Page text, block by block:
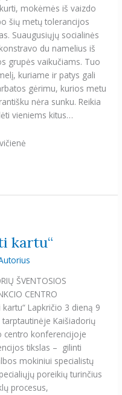
mokėmės iš vaizdo
šių metų tolerancijos
Suaugusiųjų socialinės
du namelius iš
grupės vaikučiams. Tuo
kuriame ir patys gali
gėrimu, kurios metu
nėra sunku. Reikia
vieniems kitus…
kartu“
ŠVENTOSIOS
CENTRO
kartu“ Lapkričio 3 dieną 9
Kaišiadorių
centro konferencijoje
tikslas – gilinti
mokiniui specialistų
poreikių turinčius
procesus,